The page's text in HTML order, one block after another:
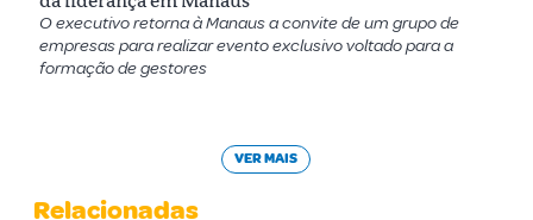
O executivo retorna à Manaus a convite de um grupo de
empresas para realizar evento exclusivo voltado para a
formação de gestores
VER MAIS
Relacionadas